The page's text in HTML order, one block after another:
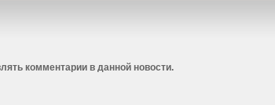
комментарии в данной новости.